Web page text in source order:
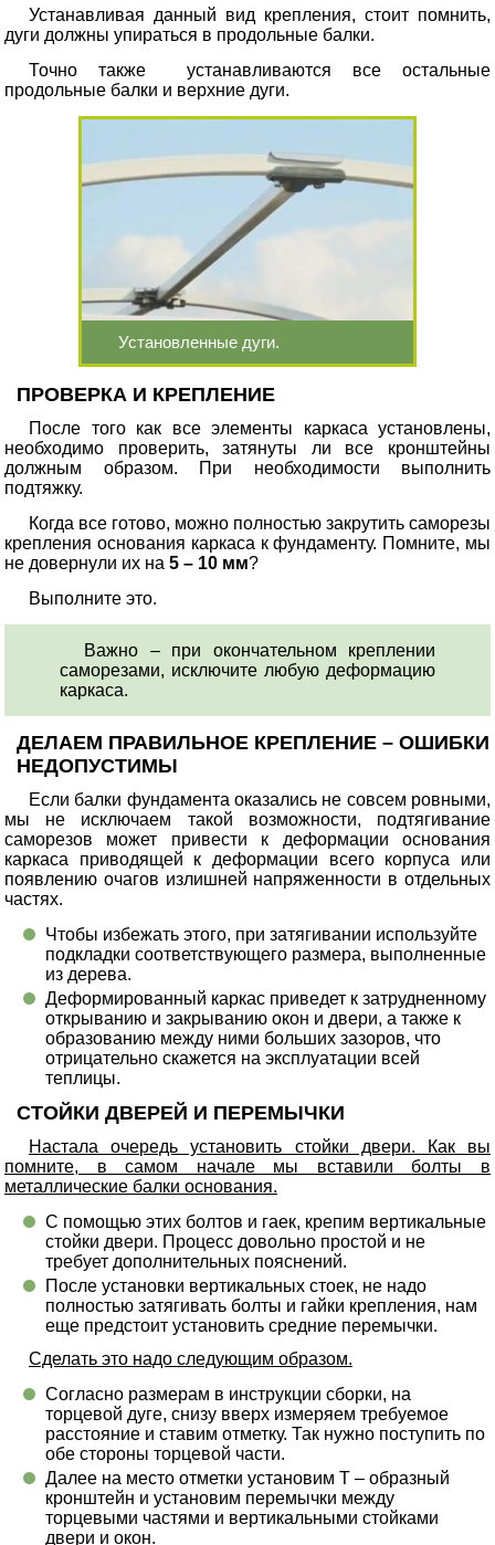
Устанавливая данный вид крепления, стоит помнить,
дуги должны упираться в продольные балки.
Точно также устанавливаются все остальные
продольные балки и верхние дуги.
Установленные дуги.
ПРОВЕРКА И КРЕПЛЕНИЕ
После того как все элементы каркаса установлены,
необходимо проверить, затянуты ли все кронштейны
должным образом. При необходимости выполнить
подтяжку.
Когда все готово, можно полностью закрутить саморезы
крепления основания каркаса к фундаменту. Помните, мы
не довернули их на 5 – 10 мм?
Выполните это.
Важно – при окончательном креплении
саморезами, исключите любую деформацию
каркаса.
ДЕЛАЕМ ПРАВИЛЬНОЕ КРЕПЛЕНИЕ – ОШИБКИ
НЕДОПУСТИМЫ
Если балки фундамента оказались не совсем ровными,
мы не исключаем такой возможности, подтягивание
саморезов может привести к деформации основания
каркаса приводящей к деформации всего корпуса или
появлению очагов излишней напряженности в отдельных
частях.
Чтобы избежать этого, при затягивании используйте
подкладки соответствующего размера, выполненные
из дерева.
Деформированный каркас приведет к затрудненному
открыванию и закрыванию окон и двери, а также к
образованию между ними больших зазоров, что
отрицательно скажется на эксплуатации всей
теплицы.
СТОЙКИ ДВЕРЕЙ И ПЕРЕМЫЧКИ
Настала очередь установить стойки двери. Как вы
помните, в самом начале мы вставили болты в
металлические балки основания.
С помощью этих болтов и гаек, крепим вертикальные
стойки двери. Процесс довольно простой и не
требует дополнительных пояснений.
После установки вертикальных стоек, не надо
полностью затягивать болты и гайки крепления, нам
еще предстоит установить средние перемычки.
Сделать это надо следующим образом.
Согласно размерам в инструкции сборки, на
торцевой дуге, снизу вверх измеряем требуемое
расстояние и ставим отметку. Так нужно поступить по
обе стороны торцевой части.
Далее на место отметки установим Т – образный
кронштейн и установим перемычки между
торцевыми частями и вертикальными стойками
двери и окон.